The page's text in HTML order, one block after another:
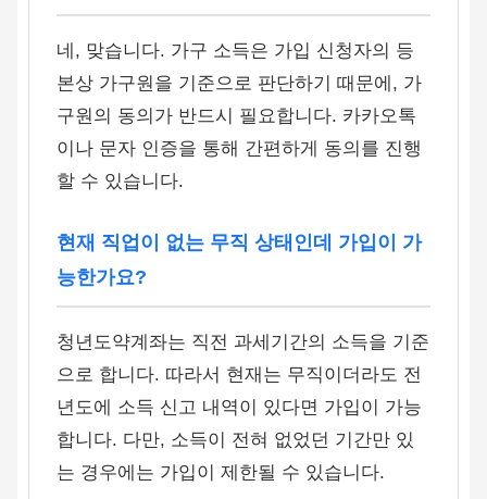
네, 맞습니다. 가구 소득은 가입 신청자의 등
본상 가구원을 기준으로 판단하기 때문에, 가
구원의 동의가 반드시 필요합니다. 카카오톡
이나 문자 인증을 통해 간편하게 동의를 진행
할 수 있습니다.
현재 직업이 없는 무직 상태인데 가입이 가
능한가요?
청년도약계좌는 직전 과세기간의 소득을 기준
으로 합니다. 따라서 현재는 무직이더라도 전
년도에 소득 신고 내역이 있다면 가입이 가능
합니다. 다만, 소득이 전혀 없었던 기간만 있
는 경우에는 가입이 제한될 수 있습니다.